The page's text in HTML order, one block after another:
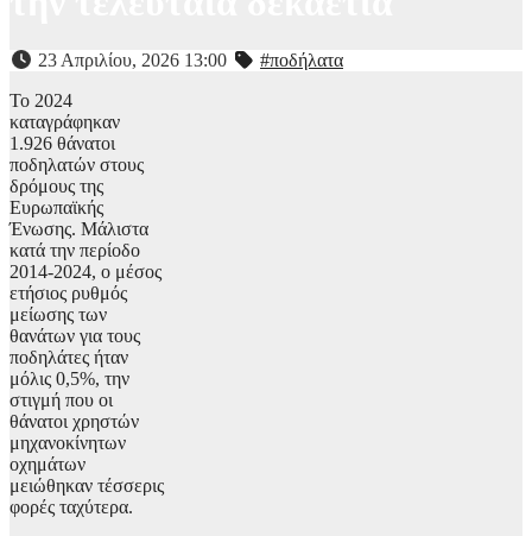
23 Απριλίου, 2026 13:00
#ποδήλατα
Το 2024
καταγράφηκαν
1.926 θάνατοι
ποδηλατών στους
δρόμους της
Ευρωπαϊκής
Ένωσης. Μάλιστα
κατά την περίοδο
2014-2024, ο μέσος
ετήσιος ρυθμός
μείωσης των
θανάτων για τους
ποδηλάτες ήταν
μόλις 0,5%, την
στιγμή που οι
θάνατοι χρηστών
μηχανοκίνητων
οχημάτων
μειώθηκαν τέσσερις
φορές ταχύτερα.